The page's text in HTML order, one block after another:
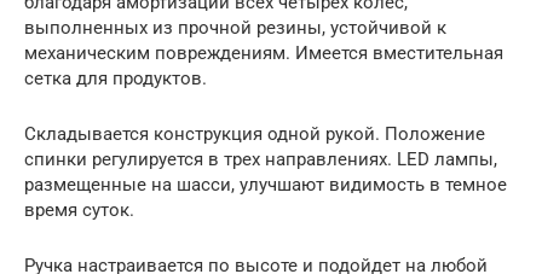
выполненных из прочной резины, устойчивой к
механическим повреждениям. Имеется вместительная
сетка для продуктов.
Складывается конструкция одной рукой. Положение
спинки регулируется в трех направлениях. LED лампы,
размещенные на шасси, улучшают видимость в темное
время суток.
Ручка настраивается по высоте и подойдет на любой